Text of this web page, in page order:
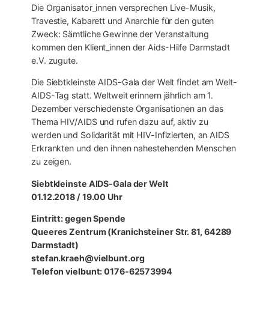
Die Organisator_innen versprechen Live-Musik,
Travestie, Kabarett und Anarchie für den guten
Zweck: Sämtliche Gewinne der Veranstaltung
kommen den Klient_innen der Aids-Hilfe Darmstadt
e.V. zugute.
Die Siebtkleinste AIDS-Gala der Welt findet am Welt-
AIDS-Tag statt. Weltweit erinnern jährlich am 1.
Dezember verschiedenste Organisationen an das
Thema HIV/AIDS und rufen dazu auf, aktiv zu
werden und Solidarität mit HIV-Infizierten, an AIDS
Erkrankten und den ihnen nahestehenden Menschen
zu zeigen.
Siebtkleinste AIDS-Gala der Welt
01.12.2018 / 19.00 Uhr
Eintritt: gegen Spende
Queeres Zentrum (Kranichsteiner Str. 81, 64289
Darmstadt)
stefan.kraeh@vielbunt.org
Telefon vielbunt: 0176-62573994